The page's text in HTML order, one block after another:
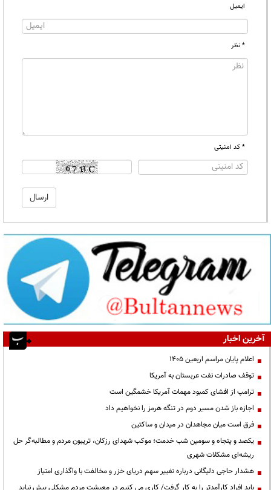
ایمیل
* نظر
* کد امنیتی
آخرین اخبار
اعلام پایان مراسم اربعین ۱۴۰۵
توقف صادرات نفت عربستان به آمریکا
ترامپ از افشای کمبود مهمات آمریکا خشمگین است
اجازه باز شدن مسیر دوم در تنگه هرمز را نخواهیم داد
فرق است میان مجاهدان در میدان و ساکتین
یکصد و پنجاه و سومین شب خدمت؛ موکب شهدای رزکان، تریبون مردم و مطالبه‌گر حل
ریشه‌ای مشکلات شهری
هشدار حاجی دلیگانی درباره تغییر سهم دریای خزر و مخالفت با واگذاری امتیاز
باید افراد کارآمدتر را به کار گرفت/ کاری می کنیم در معیشت مردم مشکلی پیش نیاید